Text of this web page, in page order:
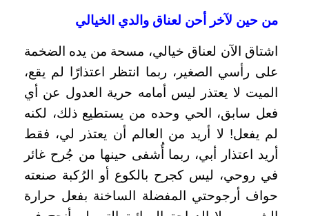
من حين لآخر أحن لعناق والدي الخيالي
اشتاق الآن لعناق خيالي، مسحة من يده الضخمة
على رأسي الصغير، ربما انتظر اعتذارًا لم يقع،
الميت لا يعتذر ليس أمامه حرية العدول عن أي
فعل سابق، الحي وحده من يستطيع ذلك، لكنه
لم يفعل! لا أريد من العالم أن يعتذر لي، فقط
أريد اعتذار أبي، ربما أُشفى حينها من جُرح غائر
في روحي، ليس كجرح بالكوع أو الرُكبة صنعته
حواف أرجوحتي المفضلة الساخنة بفعل حرارة